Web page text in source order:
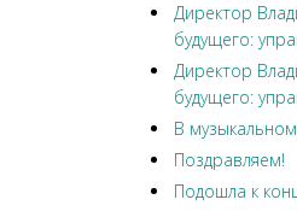
Директор
будущего:
Директор
будущего:
В
Поздравляем!
Подошла к